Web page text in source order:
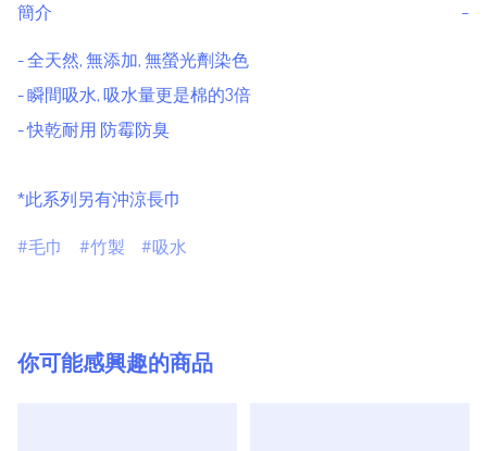
簡介 −
- 全天然, 無添加, 無螢光劑染色
- 瞬間吸水, 吸水量更是棉的3倍
- 快乾耐用 防霉防臭
*此系列另有沖涼長巾
毛巾 竹製 吸水
你可能感興趣的商品